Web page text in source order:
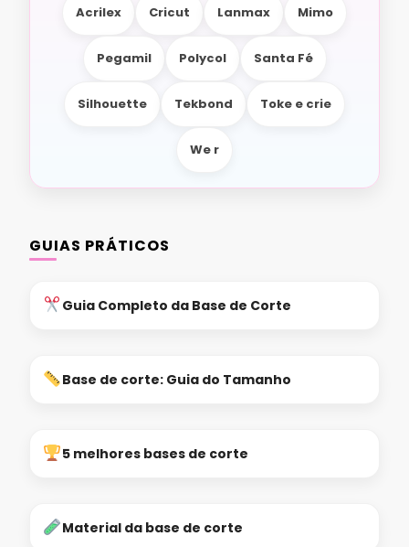
Acrilex Cricut Lanmax Mimo
Pegamil Polycol Santa Fé
Silhouette Tekbond Toke e crie
We r
GUIAS PRÁTICOS
Guia Completo da Base de Corte
Base de corte: Guia do Tamanho
5 melhores bases de corte
Material da base de corte